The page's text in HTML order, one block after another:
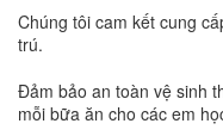
Chúng tôi cam kết cung
trú.
Đảm bảo an toàn vệ sinh
mỗi bữa ăn cho các em